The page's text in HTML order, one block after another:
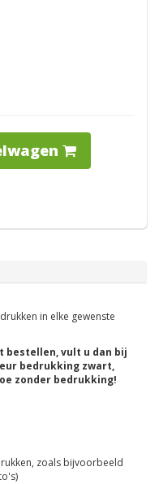
in elke gewenste
bestellen, vult u dan bij
bedrukking zwart,
zonder bedrukking!
zoals bijvoorbeeld